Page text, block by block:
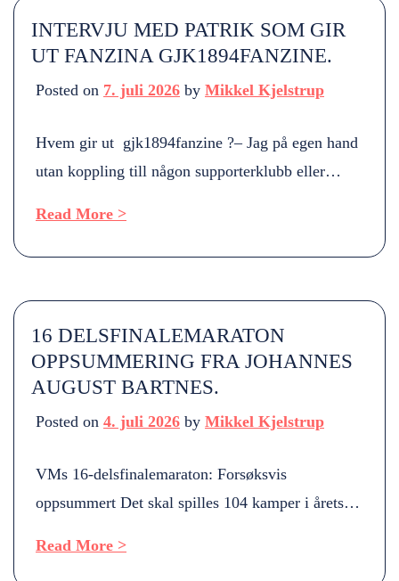
INTERVJU MED PATRIK SOM GIR
UT FANZINA GJK1894FANZINE.
Posted on 7. juli 2026 by Mikkel Kjelstrup
Hvem gir ut gjk1894fanzine ?– Jag på egen hand
utan koppling till någon supporterklubb eller
gamla fanzinen hade ofta obskyra namn som
gaisare som […]
Read More >
16 DELSFINALEMARATON
OPPSUMMERING FRA JOHANNES
AUGUST BARTNES.
Posted on 4. juli 2026 by Mikkel Kjelstrup
VMs 16-delsfinalemaraton: Forsøksvis
oppsummert Det skal spilles 104 kamper i årets
Read More >